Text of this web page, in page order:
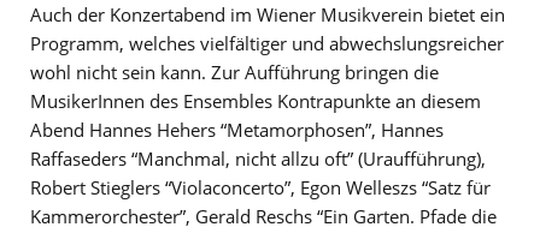
Auch der Konzertabend im Wiener Musikverein bietet ein
Programm, welches vielfältiger und abwechslungsreicher
wohl nicht sein kann. Zur Aufführung bringen die
MusikerInnen des Ensembles Kontrapunkte an diesem
Abend Hannes Hehers “Metamorphosen”, Hannes
Raffaseders “Manchmal, nicht allzu oft” (Uraufführung),
Robert Stieglers “Violaconcerto”, Egon Welleszs “Satz für
Kammerorchester”, Gerald Reschs “Ein Garten. Pfade die